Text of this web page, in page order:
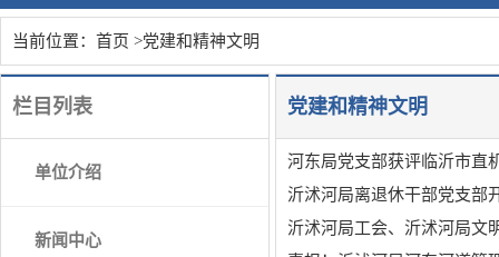
当前位置： 首页 >党建和精神文明
栏目列表
单位介绍
新闻中心
党建和精神文明
河东局党支部获评临沂市直
沂沭河局离退休干部党支部
沂沭河局工会、沂沭河局文